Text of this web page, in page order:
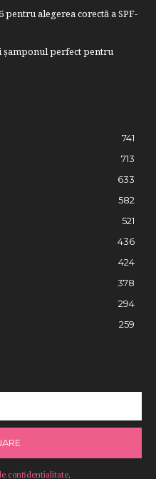
alegerea corectă a SPF-
șamponul perfect pentru
741
713
633
582
521
436
424
378
294
259
confidentialitate.